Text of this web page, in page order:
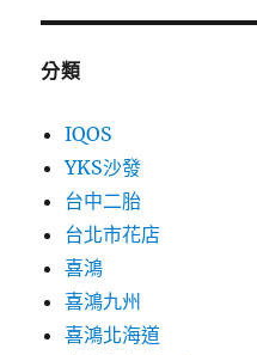
分類
IQOS
YKS沙發
台中二胎
台北市花店
喜鴻
喜鴻九州
喜鴻北海道